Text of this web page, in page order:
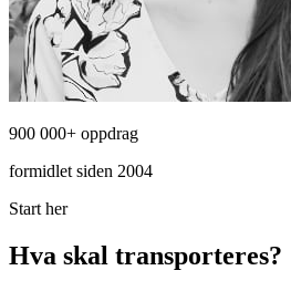
900 000+ oppdrag
formidlet siden 2004
Start her
Hva skal transporteres?